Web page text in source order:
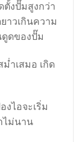
ตั้งปั๊มสูงกว่า
าวเกินความ
ดของปั๊ม
ำเสมอ เกิด
ไอจะเริ่ม
ไม่นาน